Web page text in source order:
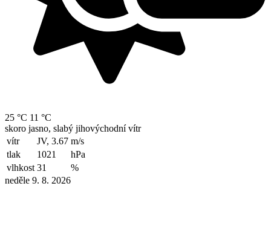
25 °C 11 °C
skoro jasno, slabý jihovýchodní vítr
vítr
JV, 3.67 m/s
tlak
1021
hPa
vlhkost 31
%
neděle 9. 8. 2026